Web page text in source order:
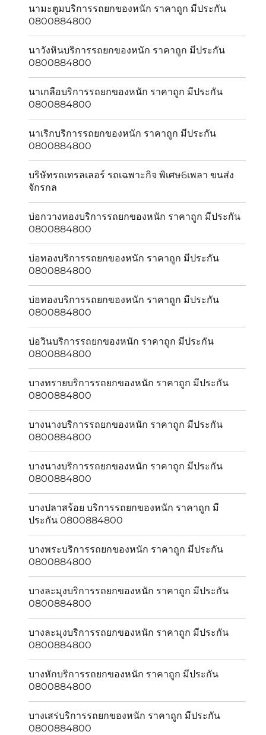
นามะตูมบริการรถยกของหนัก ราคาถูก มีประกัน
0800884800
นาวังหินบริการรถยกของหนัก ราคาถูก มีประกัน
0800884800
นาเกลือบริการรถยกของหนัก ราคาถูก มีประกัน
0800884800
นาเริกบริการรถยกของหนัก ราคาถูก มีประกัน
0800884800
บริษัทรถเทรลเลอร์ รถเฉพาะกิจ พิเศษ6เพลา ขนส่ง
จักรกล
บ่อกวางทองบริการรถยกของหนัก ราคาถูก มีประกัน
0800884800
บ่อทองบริการรถยกของหนัก ราคาถูก มีประกัน
0800884800
บ่อทองบริการรถยกของหนัก ราคาถูก มีประกัน
0800884800
บ่อวินบริการรถยกของหนัก ราคาถูก มีประกัน
0800884800
บางทรายบริการรถยกของหนัก ราคาถูก มีประกัน
0800884800
บางนางบริการรถยกของหนัก ราคาถูก มีประกัน
0800884800
บางนางบริการรถยกของหนัก ราคาถูก มีประกัน
0800884800
บางปลาสร้อย บริการรถยกของหนัก ราคาถูก มี
ประกัน 0800884800
บางพระบริการรถยกของหนัก ราคาถูก มีประกัน
0800884800
บางละมุงบริการรถยกของหนัก ราคาถูก มีประกัน
0800884800
บางละมุงบริการรถยกของหนัก ราคาถูก มีประกัน
0800884800
บางหักบริการรถยกของหนัก ราคาถูก มีประกัน
0800884800
บางเสร่บริการรถยกของหนัก ราคาถูก มีประกัน
0800884800